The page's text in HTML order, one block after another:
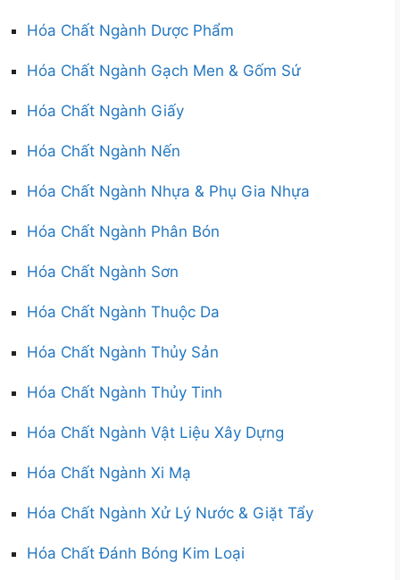
Hóa Chất Ngành Dược Phẩm
Hóa Chất Ngành Gạch Men & Gốm Sứ
Hóa Chất Ngành Giấy
Hóa Chất Ngành Nến
Hóa Chất Ngành Nhựa & Phụ Gia Nhựa
Hóa Chất Ngành Phân Bón
Hóa Chất Ngành Sơn
Hóa Chất Ngành Thuộc Da
Hóa Chất Ngành Thủy Sản
Hóa Chất Ngành Thủy Tinh
Hóa Chất Ngành Vật Liệu Xây Dựng
Hóa Chất Ngành Xi Mạ
Hóa Chất Ngành Xử Lý Nước & Giặt Tẩy
Hóa Chất Đánh Bóng Kim Loại